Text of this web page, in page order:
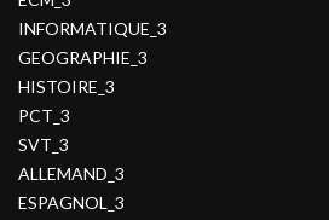
INFORMATIQUE_3
GEOGRAPHIE_3
HISTOIRE_3
PCT_3
SVT_3
ALLEMAND_3
ESPAGNOL_3